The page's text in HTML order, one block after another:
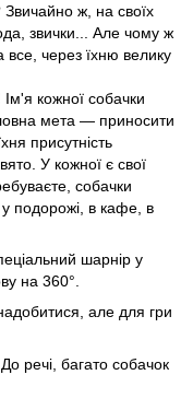
Звичайно ж, на своїх
звички... Але чому ж
через їхню велику
Ім'я кожної собачки
мета — приносити
присутність
У кожної є свої
собачки
подорожі, в кафе, в
шарнір у
на 360°.
але для гри
речі, багато собачок